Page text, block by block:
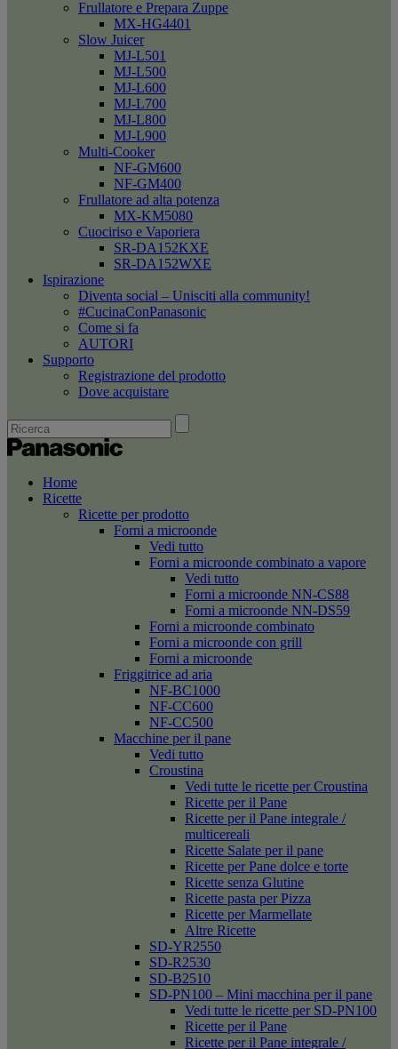
Frullatore e Prepara Zuppe
MX-HG4401
Slow Juicer
MJ-L501
MJ-L500
MJ-L600
MJ-L700
MJ-L800
MJ-L900
Multi-Cooker
NF-GM600
NF-GM400
Frullatore ad alta potenza
MX-KM5080
Cuociriso e Vaporiera
SR-DA152KXE
SR-DA152WXE
Ispirazione
Diventa social – Unisciti alla community!
#CucinaConPanasonic
Come si fa
AUTORI
Supporto
Registrazione del prodotto
Dove acquistare
Home
Ricette
Ricette per prodotto
Forni a microonde
Vedi tutto
Forni a microonde combinato a vapore
Vedi tutto
Forni a microonde NN-CS88
Forni a microonde NN-DS59
Forni a microonde combinato
Forni a microonde con grill
Forni a microonde
Friggitrice ad aria
NF-BC1000
NF-CC600
NF-CC500
Macchine per il pane
Vedi tutto
Croustina
Vedi tutte le ricette per Croustina
Ricette per il Pane
Ricette per il Pane integrale /
multicereali
Ricette Salate per il pane
Ricette per Pane dolce e torte
Ricette senza Glutine
Ricette pasta per Pizza
Ricette per Marmellate
Altre Ricette
SD-YR2550
SD-R2530
SD-B2510
SD-PN100 – Mini macchina per il pane
Vedi tutte le ricette per SD-PN100
Ricette per il Pane
Ricette per il Pane integrale /